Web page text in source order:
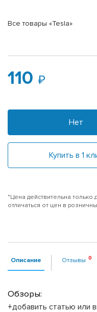
Все товары «Tesla»
110
Нет
Купить в 1
*Цена действительна только
отличаться от цен в
Описание Отзывы
Обзоры:
+добавить статью или